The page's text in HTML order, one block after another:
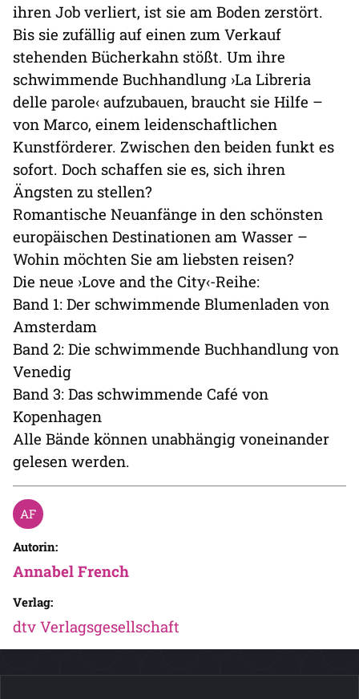
ihren Job verliert, ist sie am Boden zerstört.
Bis sie zufällig auf einen zum Verkauf
stehenden Bücherkahn stößt. Um ihre
schwimmende Buchhandlung ›La Libreria
delle parole‹ aufzubauen, braucht sie Hilfe –
von Marco, einem leidenschaftlichen
Kunstförderer. Zwischen den beiden funkt es
sofort. Doch schaffen sie es, sich ihren
Ängsten zu stellen?
Romantische Neuanfänge in den schönsten
europäischen Destinationen am Wasser –
Wohin möchten Sie am liebsten reisen?
Die neue ›Love and the City‹-Reihe:
Band 1: Der schwimmende Blumenladen von
Amsterdam
Band 2: Die schwimmende Buchhandlung von
Venedig
Band 3: Das schwimmende Café von
Kopenhagen
Alle Bände können unabhängig voneinander
gelesen werden.
Autorin:
Annabel French
Verlag:
dtv Verlagsgesellschaft